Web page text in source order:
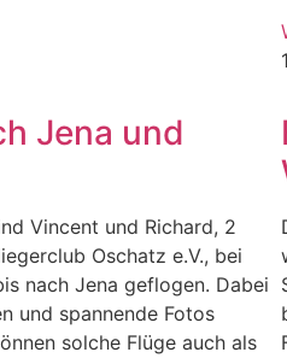
Jena und
Vincent und Richard, 2
Oschatz e.V., bei
nach Jena geflogen. Dabei
und spannende Fotos
solche Flüge auch als